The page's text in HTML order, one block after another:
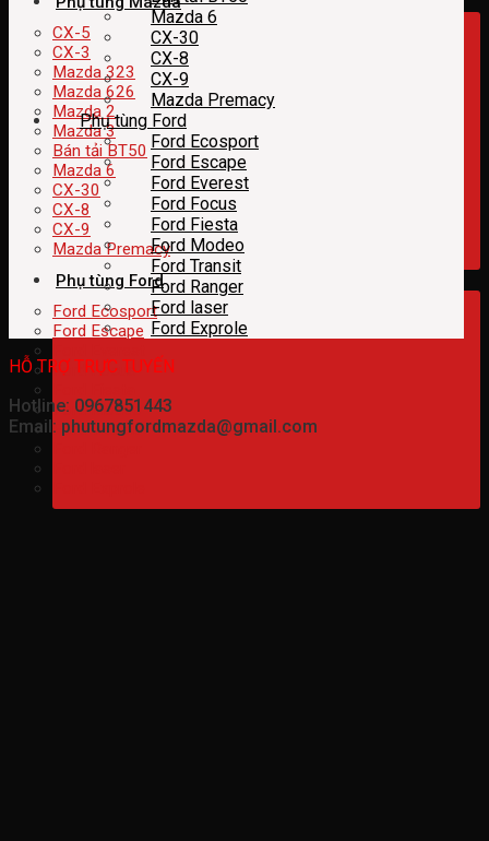
CX-5
CX-3
Mazda 323
Mazda 626
Mazda 2
Mazda 3
Bán tải BT50
Mazda 6
CX-30
CX-8
CX-9
Mazda Premacy
Phụ tùng Ford
Ford Ecosport
Ford Escape
Ford Focus
Ford Modeo
Ford Transit
Mazda 6
CX-30
CX-8
CX-9
Mazda Premacy
Phụ tùng Ford
Ford Ecosport
Ford Escape
Ford Everest
Ford Focus
Ford Fiesta
Ford Modeo
Ford Transit
Ford Ranger
Ford laser
Ford Exprole
HỖ TRỢ TRỰC TUYẾN
Hotline: 0967851443
Email: phutungfordmazda@gmail.com